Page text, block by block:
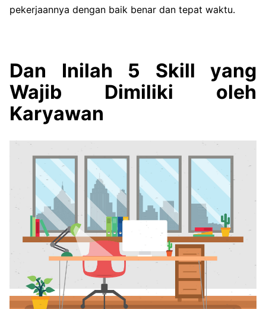
pekerjaannya dengan baik benar dan tepat waktu.
Dan Inilah 5 Skill yang
Wajib Dimiliki oleh
Karyawan